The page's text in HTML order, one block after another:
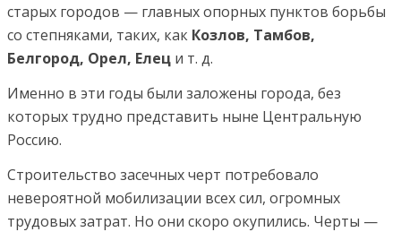
старых городов — главных опорных пунктов борьбы
со степняками, таких, как Козлов, Тамбов,
Белгород, Орел, Елец и т. д.
Именно в эти годы были заложены города, без
которых трудно представить ныне Центральную
Россию.
Строительство засечных черт потребовало
невероятной мобилизации всех сил, огромных
трудовых затрат. Но они скоро окупились. Черты —